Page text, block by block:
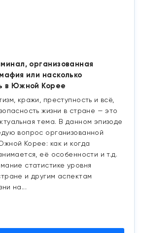
организованная
или насколько
в Южной Корее
кражи, преступность и всё,
жизни в стране — это
тема. В данном эпизоде
вопрос организованной
Корее: как и когда
её особенности и т.д.
статистике уровня
и другим аспектам
на...